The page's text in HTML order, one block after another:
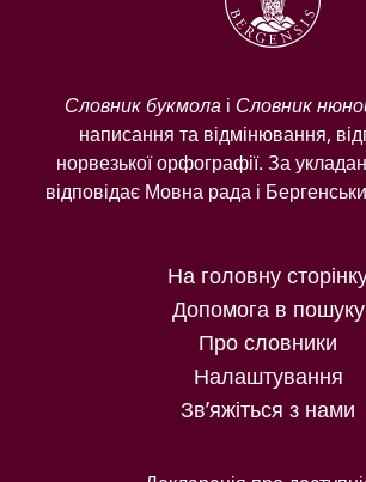
Словник букмолаі Словник
написання та відмінювання,
норвезької орфографії. За
відповідає Мовна рада і
На головну
Допомога в пошуку
Про словники
Налаштування
Зв’яжіться з нами